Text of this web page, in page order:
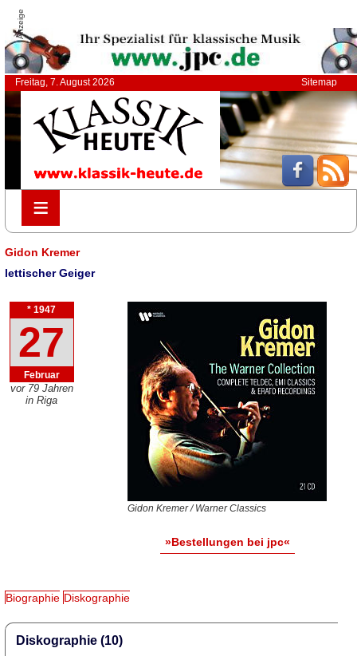
Anzeige
Freitag, 7. August 2026 Sitemap
≡
≡
Gidon Kremer
lettischer Geiger
* 1947
27
Februar
vor 79 Jahren
in Riga
Gidon Kremer / Warner Classics
»Bestellungen bei jpc«
Biographie Diskographie
Diskographie (10)